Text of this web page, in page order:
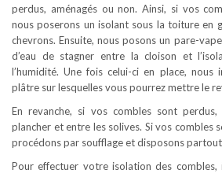
perdus, aménagés ou non. Ainsi, si vos
nous poserons un isolant sous la toiture en
chevrons. Ensuite, nous posons un pare-
d’eau de stagner entre la cloison et
l’humidité. Une fois celui-ci en place, nous
plâtre sur lesquelles vous pourrez mettre le
En revanche, si vos combles sont
plancher et entre les solives. Si vos combles
procédons par soufflage et disposons partout
Pour effectuer votre isolation des